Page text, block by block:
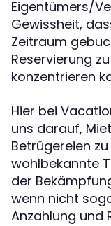
Eigentümers/
Gewissheit,
Zeitraum
Reservierung
konzentrieren
Hier bei
uns darauf,
Betrügereien
wohlbekannte
der
wenn nicht
Anzahlung und